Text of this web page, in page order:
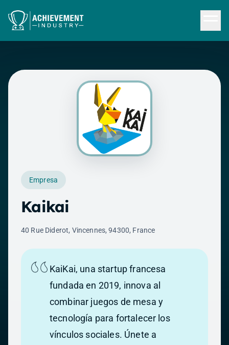
Empresa
Kaikai
40 Rue Diderot, Vincennes, 94300, France
KaiKai, una startup francesa
fundada en 2019, innova al
combinar juegos de mesa y
tecnología para fortalecer los
vínculos sociales. Únete a